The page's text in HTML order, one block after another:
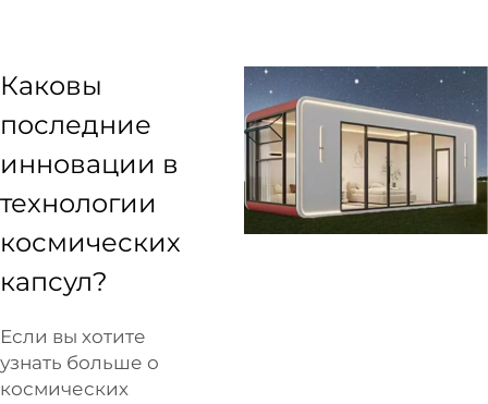
Каковы
последние
инновации в
технологии
космических
капсул?
Если вы хотите
узнать больше о
космических